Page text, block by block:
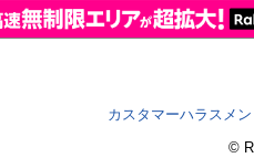
カスタマーハラスメ
©